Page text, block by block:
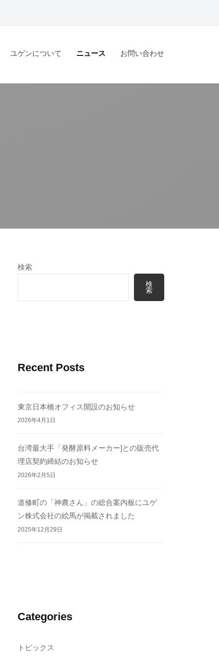
ユゲンについて ニュース お問い合わせ
検索
検
索
Recent Posts
東京日本橋オフィス開設のお知らせ
2026年4月1日
台湾最大手「発酵原料メーカー]との販売代
理店契約締結のお知らせ
2026年2月5日
道修町の「神農さん」の総合案内板にユゲ
ン株式会社の絵馬が掲載されました
2025年12月29日
Categories
トピックス